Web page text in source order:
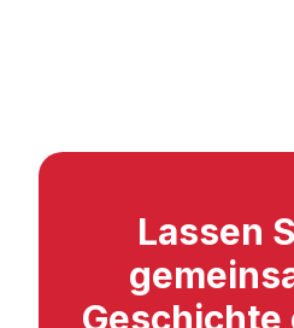
Lassen
Geschichte